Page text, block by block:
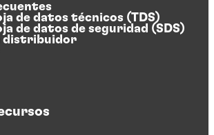
de datos técnicos (TDS)
de datos de seguridad (SDS)
distribuidor